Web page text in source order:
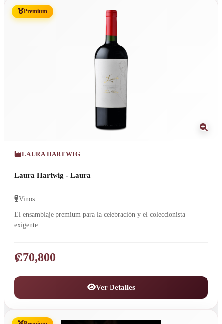
Premium
LAURA HARTWIG
Laura Hartwig - Laura
Vinos
El ensamblaje premium para la celebración y el coleccionista
exigente.
₡70,800
Ver Detalles